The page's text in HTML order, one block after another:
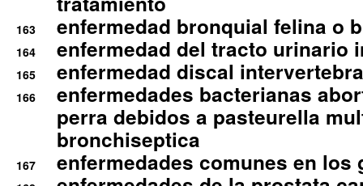
163 enfermedad bronquial felina o
164 enfermedad del tracto urinario
165 enfermedad discal
166
enfermedades bacterianas
perra debidos a pasteurella
bronchiseptica
167 enfermedades comunes en los